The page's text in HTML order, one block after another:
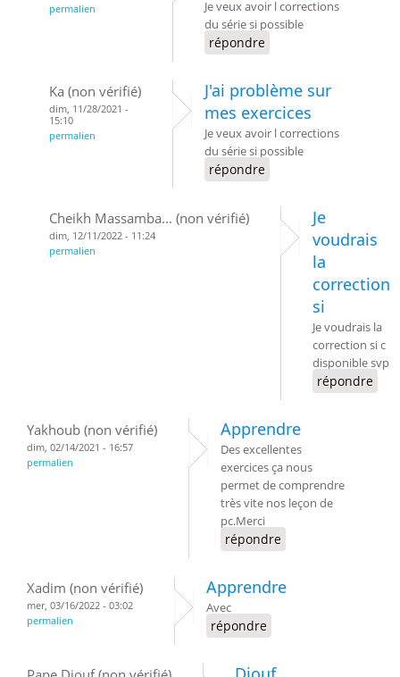
permalien
Je veux avoir l corrections
du série si possible
répondre
Ka (non vérifié)
dim, 11/28/2021 -
15:10
permalien
J'ai problème sur
mes exercices
Je veux avoir l corrections
du série si possible
répondre
Cheikh Massamba... (non vérifié)
dim, 12/11/2022 - 11:24
permalien
Je
voudrais
la
correction
si
Je voudrais la
correction si c
disponible svp
répondre
Yakhoub (non vérifié)
dim, 02/14/2021 - 16:57
permalien
Apprendre
Des excellentes
exercices ça nous
permet de comprendre
très vite nos leçon de
pc.Merci
répondre
Xadim (non vérifié)
mer, 03/16/2022 - 03:02
permalien
Apprendre
Avec
répondre